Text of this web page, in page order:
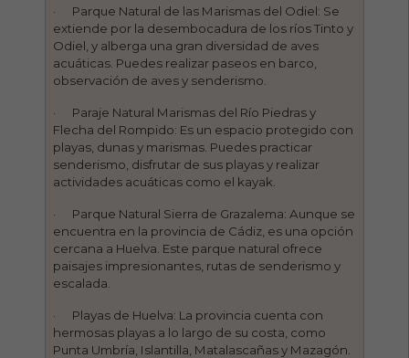
· Parque Natural de las Marismas del Odiel: Se
extiende por la desembocadura de los ríos Tinto y
Odiel, y alberga una gran diversidad de aves
acuáticas. Puedes realizar paseos en barco,
observación de aves y senderismo.
· Paraje Natural Marismas del Río Piedras y
Flecha del Rompido: Es un espacio protegido con
playas, dunas y marismas. Puedes practicar
senderismo, disfrutar de sus playas y realizar
actividades acuáticas como el kayak.
· Parque Natural Sierra de Grazalema: Aunque se
encuentra en la provincia de Cádiz, es una opción
cercana a Huelva. Este parque natural ofrece
paisajes impresionantes, rutas de senderismo y
escalada.
· Playas de Huelva: La provincia cuenta con
hermosas playas a lo largo de su costa, como
Punta Umbría, Islantilla, Matalascañas y Mazagón.